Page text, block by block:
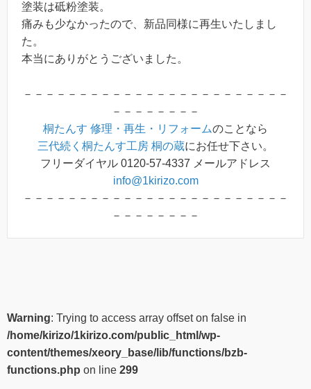
塗装は砥粉塗装。
痛みも少なかったので、新品同様に再生いたしまし
た。
本当にありがとうございました。
－－－－－－－－－－－－－－－－－－－－－－－－
－－－－－－－－
桐たんす 修理・再生・リフォームのことなら
三代続く桐たんす工房 桐の蔵にお任せ下さい。
フリーダイヤル 0120-57-4337 メールアドレス
info@1kirizo.com
－－－－－－－－－－－－－－－－－－－－－－－－
－－－－－－－－
Warning: Trying to access array offset on false in
/home/kirizo/1kirizo.com/public_html/wp-
content/themes/xeory_base/lib/functions/bzb-
functions.php on line 299